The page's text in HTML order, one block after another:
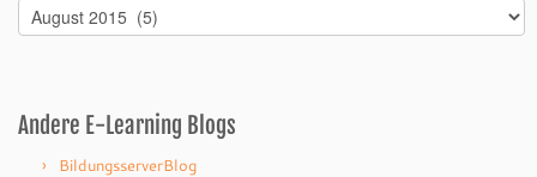
Archiv
Andere E-Learning Blogs
BildungsserverBlog